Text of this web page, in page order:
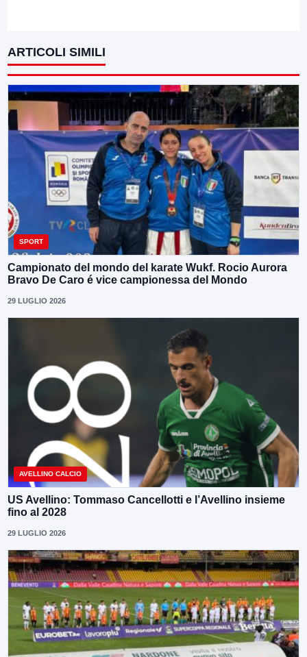
ARTICOLI SIMILI
SPORT
Campionato del mondo del karate Wukf. Rocio Aurora
Bravo De Caro é vice campionessa del Mondo
29 LUGLIO 2026
AVELLINO CALCIO
US Avellino: Tommaso Cancellotti e l’Avellino insieme
fino al 2028
29 LUGLIO 2026